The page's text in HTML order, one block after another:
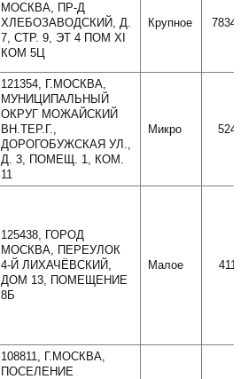
МОСКВА, ПР-Д
ХЛЕБОЗАВОДСКИЙ, Д.
7, СТР. 9, ЭТ 4 ПОМ XI
КОМ 5Ц
Крупное
121354, Г.МОСКВА,
МУНИЦИПАЛЬНЫЙ
ОКРУГ МОЖАЙСКИЙ
ВН.ТЕР.Г.,
ДОРОГОБУЖСКАЯ УЛ.,
Д. 3, ПОМЕЩ. 1, КОМ.
11
Микро
125438, ГОРОД
МОСКВА, ПЕРЕУЛОК
4-Й ЛИХАЧЁВСКИЙ,
ДОМ 13, ПОМЕЩЕНИЕ
8Б
Малое
108811, Г.МОСКВА,
ПОСЕЛЕНИЕ